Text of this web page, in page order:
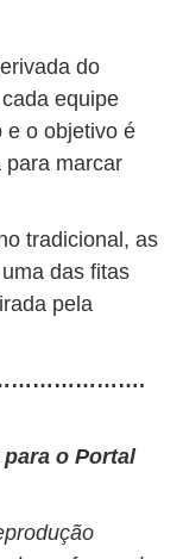
do
equipe
e o objetivo é
para marcar
tradicional, as
das fitas
pela
para o Portal